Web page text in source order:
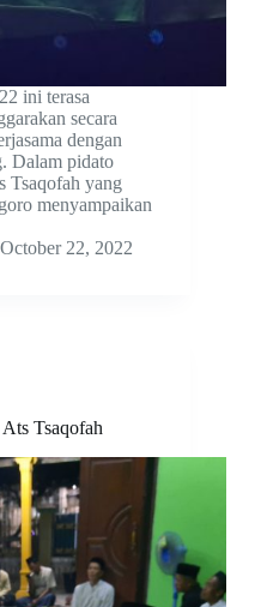
ini terasa
secara
dengan
Dalam pidato
Tsaqofah yang
menyampaikan
October 22, 2022
Tsaqofah